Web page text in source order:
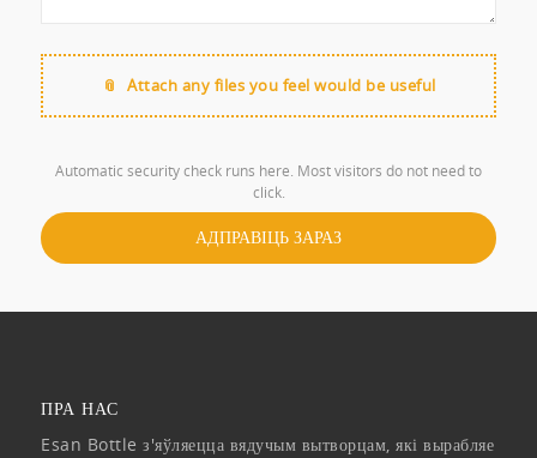
Attach any files you feel would be useful
Automatic security check runs here. Most visitors do not need to
click.
ПРА НАС
Esan Bottle з'яўляецца вядучым вытворцам, які вырабляе